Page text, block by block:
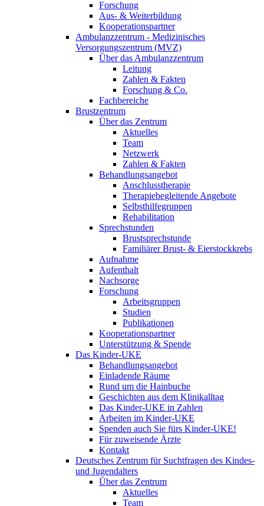
Forschung
Aus- & Weiterbildung
Kooperationspartner
Ambulanzzentrum - Medizinisches
Versorgungszentrum (MVZ)
Über das Ambulanzzentrum
Leitung
Zahlen & Fakten
Forschung & Co.
Fachbereiche
Brustzentrum
Über das Zentrum
Aktuelles
Team
Netzwerk
Zahlen & Fakten
Behandlungsangebot
Anschlusstherapie
Therapiebegleitende Angebote
Selbsthilfegruppen
Rehabilitation
Sprechstunden
Brustsprechstunde
Familiärer Brust- & Eierstockkrebs
Aufnahme
Aufenthalt
Nachsorge
Forschung
Arbeitsgruppen
Studien
Publikationen
Kooperationspartner
Unterstützung & Spende
Das Kinder-UKE
Behandlungsangebot
Einladende Räume
Rund um die Hainbuche
Geschichten aus dem Klinikalltag
Das Kinder-UKE in Zahlen
Arbeiten im Kinder-UKE
Spenden auch Sie fürs Kinder-UKE!
Für zuweisende Ärzte
Kontakt
Deutsches Zentrum für Suchtfragen des Kindes-
und Jugendalters
Über das Zentrum
Aktuelles
Team